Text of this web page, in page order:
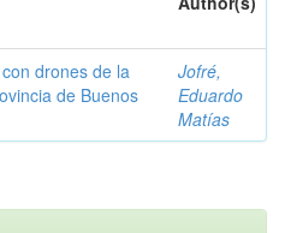
drones de la
de Buenos
Jofré,
Eduardo
Matías